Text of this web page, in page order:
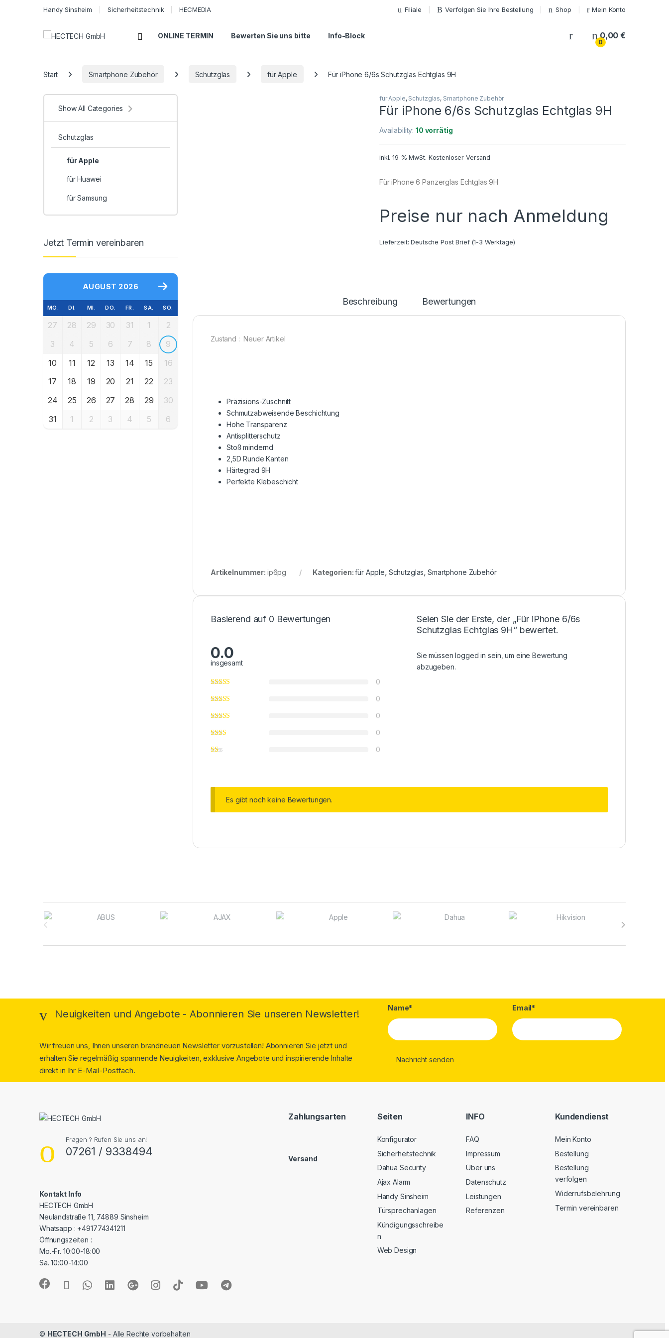
Handy Sinsheim Sicherheitstechnik HECMEDIA Filiale Verfolgen Sie Ihre Bestellung Shop Mein Konto
Open ONLINE TERMIN Bewerten Sie uns bitte Info-Block My Account
0
0,00€
Start Smartphone Zubehör Schutzglas für Apple Für iPhone 6/6s Schutzglas Echtglas 9H
für Apple, Schutzglas, Smartphone Zubehör
Für iPhone 6/6s Schutzglas Echtglas 9H
Availability:10 vorrätig
inkl. 19 % MwSt. Kostenloser Versand
Für iPhone 6 Panzerglas Echtglas 9H
Preise nur nach Anmeldung
Lieferzeit:Deutsche Post Brief (1-3 Werktage)
Beschreibung Bewertungen
Zustand : Neuer Artikel
Präzisions-Zuschnitt
Schmutzabweisende Beschichtung
Hohe Transparenz
Antisplitterschutz
Stoß mindernd
2,5D Runde Kanten
Härtegrad 9H
Perfekte Klebeschicht
Artikelnummer: ip6pg Kategorien:für Apple Schutzglas ,Smartphone Zubehör
Basierend auf 0 Bewertungen
0.0
insgesamt
0
0
0
0
0
Seien Sie der Erste, der „Für iPhone 6/6s
Schutzglas Echtglas 9H“ bewertet.
Sie müssenlogged in sein, um eine Bewertung
abzugeben.
Es gibt noch keine Bewertungen.
Show All Categories
Schutzglas
für Apple
für Huawei
für Samsung
Jetzt Termin vereinbaren
AUGUST 2026
MO. DI. MI. DO. FR. SA. SO.
27 28 29 30 31 1
2
3
4 5 6 7 8
9
10
11 12 13 14 15
16
17
18 19 20 21 22
23
24
25 26 27 28 29
30
31
1 2 3 4 5 6
Brands Carousel
Neuigkeiten und Angebote - Abonnieren Sie unseren Newsletter!
Wir freuen uns, Ihnen unseren brandneuen Newsletter vorzustellen! Abonnieren Sie jetzt und
erhalten Sie regelmäßig spannende Neuigkeiten, exklusive Angebote und inspirierende Inhalte
direkt in Ihr E-Mail-Postfach.
Name* Email*
Fragen ? Rufen Sie uns an!
07261 / 9338494
Kontakt Info
HECTECH GmbH
Neulandstraße 11, 74889 Sinsheim
Whatsapp : +491774341211
Öffnungszeiten :
Mo.-Fr. 10:00-18:00
Sa. 10:00-14:00
Zahlungsarten
Versand
Seiten
Konfigurator
Sicherheitstechnik
Dahua Security
Ajax Alarm
Handy Sinsheim
Türsprechanlagen
Kündigungsschreibe
n
Web Design
INFO
FAQ
Impressum
Über uns
Datenschutz
Leistungen
Referenzen
Kundendienst
Mein Konto
Bestellung
Bestellung
verfolgen
Widerrufsbelehrung
Termin vereinbaren
© HECTECH GmbH - Alle Rechte vorbehalten